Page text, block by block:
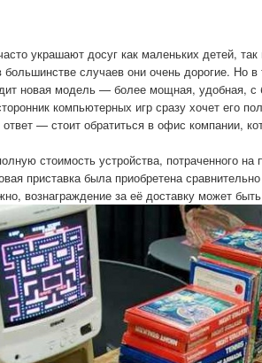
украшают досуг как маленьких детей,
случаев они очень дорогие. Но
новая модель — более мощная, удобная,
компьютерных игр сразу хочет его
— стоит обратиться в офис компании,
стоимость устройства, потраченного на
приставка была приобретена
вознаграждение за её доставку может